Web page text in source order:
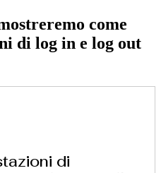
come
di log in e log out